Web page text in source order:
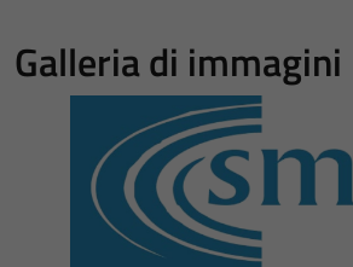
Galleria di immagini